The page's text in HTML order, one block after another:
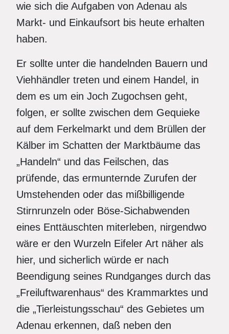
wie sich die Aufgaben von Adenau als
Markt- und Einkaufsort bis heute erhalten
haben.
Er sollte unter die handelnden Bauern und
Viehhändler treten und einem Handel, in
dem es um ein Joch Zugochsen geht,
folgen, er sollte zwischen dem Gequieke
auf dem Ferkelmarkt und dem Brüllen der
Kälber im Schatten der Marktbäume das
„Handeln“ und das Feilschen, das
prüfende, das ermunternde Zurufen der
Umstehenden oder das mißbilligende
Stirnrunzeln oder Böse-Sichabwenden
eines Enttäuschten miterleben, nirgendwo
wäre er den Wurzeln Eifeler Art näher als
hier, und sicherlich würde er nach
Beendigung seines Rundganges durch das
„Freiluftwarenhaus“ des Krammarktes und
die „Tierleistungsschau“ des Gebietes um
Adenau erkennen, daß neben den